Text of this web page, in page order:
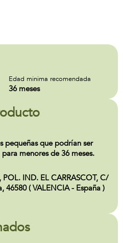
Edad minima recomendada
36 meses
pequeñas que podrían ser
menores de 36 meses.
POL. IND. EL CARRASCOT, C/
46580 ( VALENCIA - España )